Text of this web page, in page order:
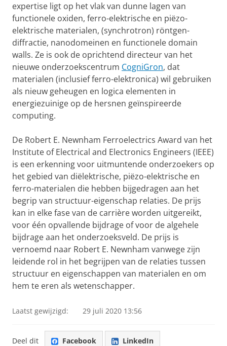
expertise ligt op het vlak van dunne lagen van
functionele oxiden, ferro-elektrische en piëzo-
elektrische materialen, (synchrotron) röntgen-
diffractie, nanodomeinen en functionele domain
walls. Ze is ook de oprichtend directeur van het
nieuwe onderzoekscentrum CogniGron, dat
materialen (inclusief ferro-elektronica) wil gebruiken
als nieuw geheugen en logica elementen in
energiezuinige op de hersnen geïnspireerde
computing.
De Robert E. Newnham Ferroelectrics Award van het
Institute of Electrical and Electronics Engineers (IEEE)
is een erkenning voor uitmuntende onderzoekers op
het gebied van diëlektrische, piëzo-elektrische en
ferro-materialen die hebben bijgedragen aan het
begrip van structuur-eigenschap relaties. De prijs
kan in elke fase van de carrière worden uitgereikt,
voor één opvallende bijdrage of voor de algehele
bijdrage aan het onderzoeksveld. De prijs is
vernoemd naar Robert E. Newnham vanwege zijn
leidende rol in het begrijpen van de relaties tussen
structuur en eigenschappen van materialen en om
hem te eren als wetenschapper.
Laatst gewijzigd: 29 juli 2020 13:56
Deel dit Facebook LinkedIn